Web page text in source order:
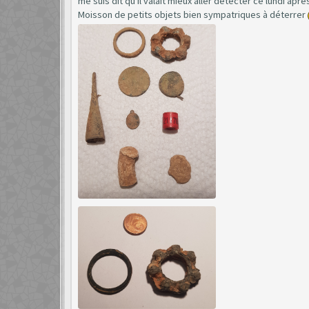
Moisson de petits objets bien sympatriques à déterrer